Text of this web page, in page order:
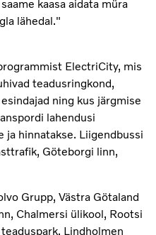
kaasa aidata müra
lähedal."
ElectriCity, mis
teadusringkond,
ning kus järgmise
lahendusi
ja hinnatakse. Liigendbussi
Göteborgi linn,
Grupp, Västra Götaland
Chalmersi ülikool, Rootsi
Lindholmen